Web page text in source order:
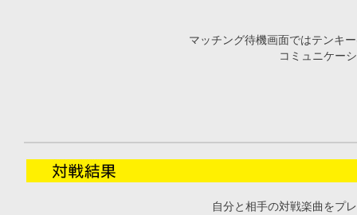
マッチング待機画面ではテンキ
コミュニケー
自分と相手の対戦楽曲をプ